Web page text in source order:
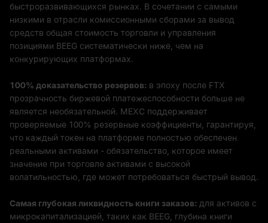
быстроразвивающихся рынках. В сочетании с самыми
низкими в отрасли комиссионными сборами за вывод
средств общая стоимость торговли и управления
позициями BEEG систематически ниже, чем на
конкурирующих платформах.
100% доказательство резервов: в эпоху после FTX
прозрачность биржевой платежеспособности больше не
является необязательной. MEXC поддерживает
проверяемые 100% резервные коэффициенты, гарантируя,
что каждый токен на платформе полностью обеспечен
реальными активами - обязательство, которое имеет
значение при торговле активами с высокой
волатильностью, где может потребоваться быстрый вывод.
Самая глубокая ликвидность книги заказов: для активов с
микрокапитализацией, таких как BEEG, глубина книги